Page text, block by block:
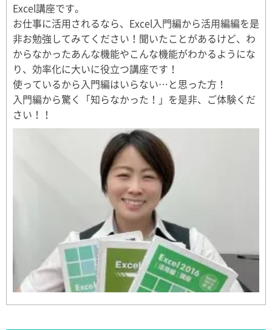
Excel講座です。
お仕事に活用されるなら、Excel入門編から活用編編を是
非お勉強してみてください！聞いたことがあるけど、わ
からなかったあんな機能やこんな機能がわかるようにな
り、効率化に大いに役立つ講座です！
使っているから入門編はいらない…と思った方！
入門編から驚く「知らなかった！」を是非、ご体験くだ
さい！！